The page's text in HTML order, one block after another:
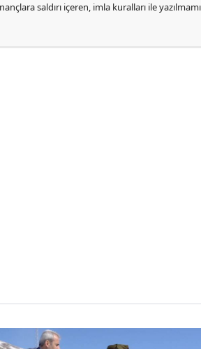
saldırı içeren, imla kuralları ile